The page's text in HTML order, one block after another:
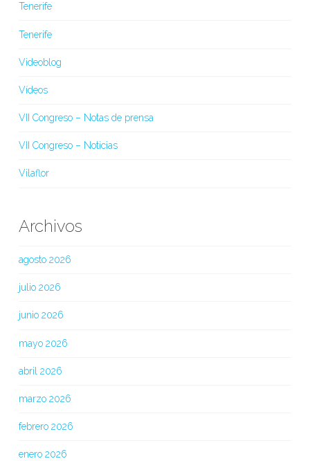
Tenerife
Tenerife
Videoblog
Vídeos
VII Congreso – Notas de prensa
VII Congreso – Noticias
Vilaflor
Archivos
agosto 2026
julio 2026
junio 2026
mayo 2026
abril 2026
marzo 2026
febrero 2026
enero 2026